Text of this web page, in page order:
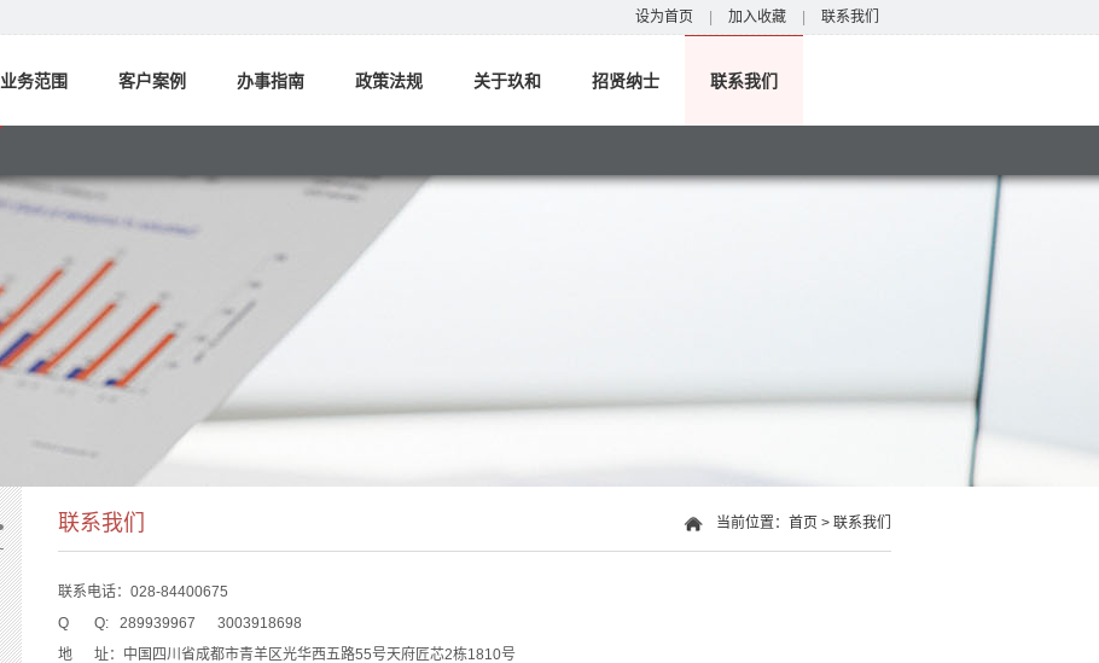
设为首页 加入收藏 联系我们
业务范围 客户案例 办事指南 政策法规 关于玖和 招贤纳士 联系我们
联系我们 当前位置： 首页 > 联系我们
联系电话：028-84400675
Q Q: 289939967 3003918698
地 址：中国四川省成都市青羊区光华西五路55号天府匠芯2栋1810号